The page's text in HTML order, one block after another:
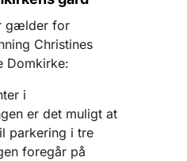
gælder for
Christines
Domkirke:
i
er det muligt at
parkering i tre
foregår på